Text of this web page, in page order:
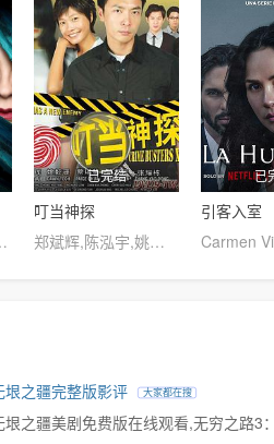
Medína,Alejandra Toussaint,艾琳·阿苏埃拉
已完结
叮当神探
郑斌辉,陈泓宇,姚懿珊
已
引客入室
之疆完整版影评 大家都在搜
之疆美剧免费版在线观看,无穷之路3